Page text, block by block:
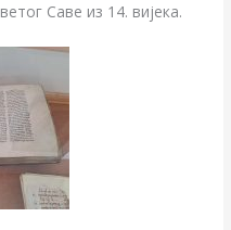
Саве из 14. вијека.